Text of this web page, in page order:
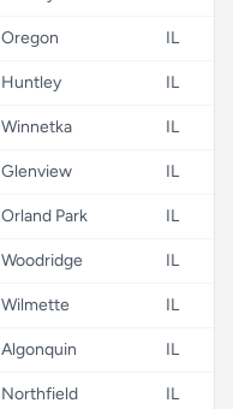
Oregon IL
Huntley IL
Winnetka IL
Glenview IL
Orland Park IL
Woodridge IL
Wilmette IL
Algonquin IL
Northfield IL